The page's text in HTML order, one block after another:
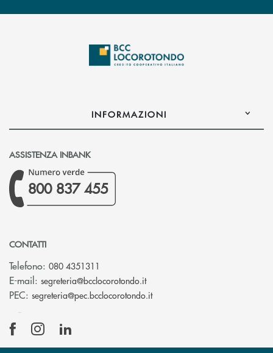
INFORMAZIONI
ASSISTENZA INBANK
800 837 455
CONTATTI
Telefono: 080 4351311
E-mail: segreteria@bcclocorotondo.it(si apre l’app di posta
PEC: segreteria@pec.bcclocorotondo.it(si apre l’app di posta